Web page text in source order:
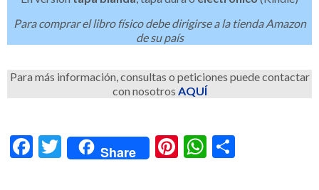
Para comprar el libro físico debe dirigirse a la tienda Amazon
de su país
Para más información, consultas o peticiones puede contactar
con nosotros AQUÍ
Facebook
Twitter
Share Pinterest
WhatsApp